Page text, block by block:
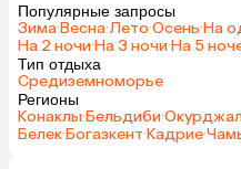
Популярные запросы
Зима·Весна·Лето·Осень·На
На 2 ночи·На 3 ночи·На 5
Тип отдыха
Средиземноморье
Регионы
Конаклы·Бельдиби·
Белек·Богазкент·Кадрие·